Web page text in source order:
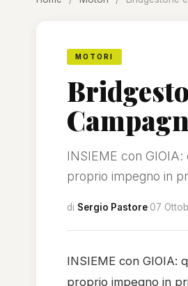
MOTORI
INSIEME con
proprio impegno in
di Sergio Pastore·07
INSIEME con GIOIA:
proprio impegno in